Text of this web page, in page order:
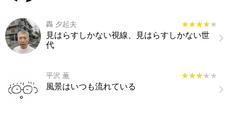
轟 夕起夫 ★★★★★
★★★★★
見はらすしかない視線、見はらすしかない世
代
平沢 薫 ★★★★★
★★★★★
風景はいつも流れている